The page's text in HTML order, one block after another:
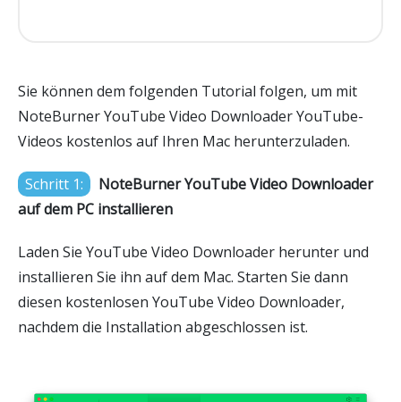
Sie können dem folgenden Tutorial folgen, um mit
NoteBurner YouTube Video Downloader YouTube-
Videos kostenlos auf Ihren Mac herunterzuladen.
Schritt 1:
NoteBurner YouTube Video Downloader
auf dem PC installieren
Laden Sie YouTube Video Downloader herunter und
installieren Sie ihn auf dem Mac. Starten Sie dann
diesen kostenlosen YouTube Video Downloader,
nachdem die Installation abgeschlossen ist.